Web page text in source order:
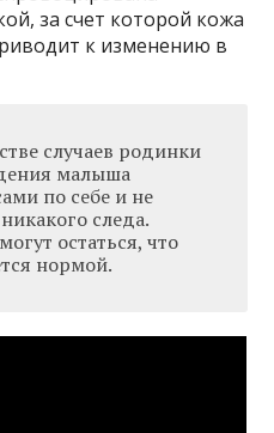
за счет которой кожа
к изменению в
случаев родинки
малыша
по себе и не
следа.
остаться, что
нормой.